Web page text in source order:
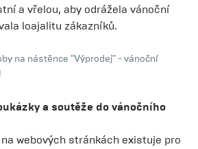
a vřelou, aby odrážela vánoční
loajalitu zákazníků.
na nástěnce "Výprodej" - vánoční
a soutěže do vánočního
webových stránkách existuje pro